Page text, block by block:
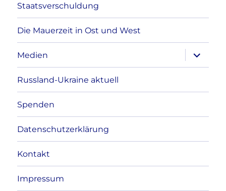
Staatsverschuldung
Die Mauerzeit in Ost und West
Medien
anzeigen
Russland-Ukraine aktuell
Spenden
Datenschutzerklärung
Kontakt
Impressum